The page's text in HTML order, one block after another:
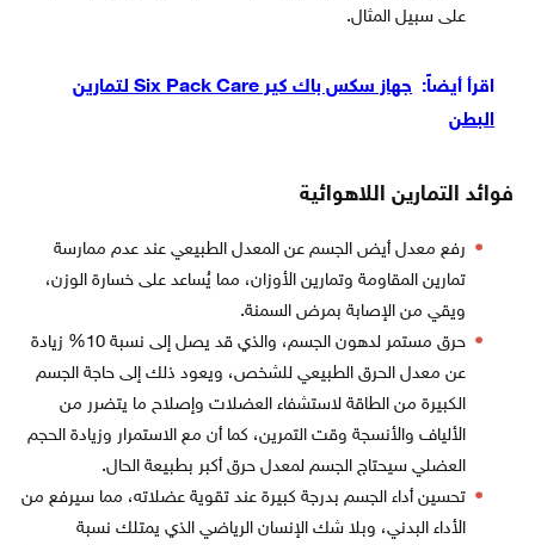
على سبيل المثال.
اقرأ أيضاً:
جهاز سكس باك كير Six Pack Care لتمارين
البطن
فوائد التمارين اللاهوائية
رفع معدل أيض الجسم عن المعدل الطبيعي عند عدم ممارسة
تمارين المقاومة وتمارين الأوزان، مما يُساعد على خسارة الوزن،
ويقي من الإصابة بمرض السمنة.
حرق مستمر لدهون الجسم، والذي قد يصل إلى نسبة 10% زيادة
عن معدل الحرق الطبيعي للشخص، ويعود ذلك إلى حاجة الجسم
الكبيرة من الطاقة لاستشفاء العضلات وإصلاح ما يتضرر من
الألياف والأنسجة وقت التمرين، كما أن مع الاستمرار وزيادة الحجم
العضلي سيحتاج الجسم لمعدل حرق أكبر بطبيعة الحال.
تحسين أداء الجسم بدرجة كبيرة عند تقوية عضلاته، مما سيرفع من
الأداء البدني، وبلا شك الإنسان الرياضي الذي يمتلك نسبة